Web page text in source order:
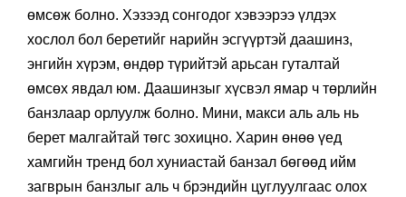
өмсөж болно. Хэзээд сонгодог хэвээрээ үлдэх
хослол бол беретийг нарийн эсгүүртэй даашинз,
энгийн хүрэм, өндөр түрийтэй арьсан гуталтай
өмсөх явдал юм. Даашинзыг хүсвэл ямар ч төрлийн
банзлаар орлуулж болно. Мини, макси аль аль нь
берет малгайтай төгс зохицно. Харин өнөө үед
хамгийн тренд бол хуниастай банзал бөгөөд ийм
загврын банзлыг аль ч брэндийн цуглуулгаас олох